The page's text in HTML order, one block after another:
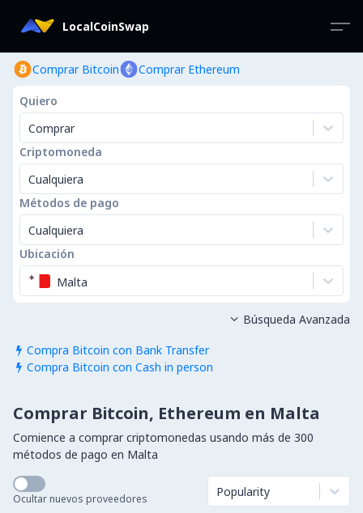
LocalCoinSwap
Comprar Bitcoin Comprar Ethereum
Quiero
Comprar
Criptomoneda
Cualquiera
Métodos de pago
Cualquiera
Ubicación
Malta
 Compra Bitcoin con Bank Transfer
 Compra Bitcoin con Cash in person
 Búsqueda Avanzada
Comprar Bitcoin, Ethereum en Malta
Comience a comprar criptomonedas usando más de 300
métodos de pago en Malta
Ocultar nuevos proveedores Popularity